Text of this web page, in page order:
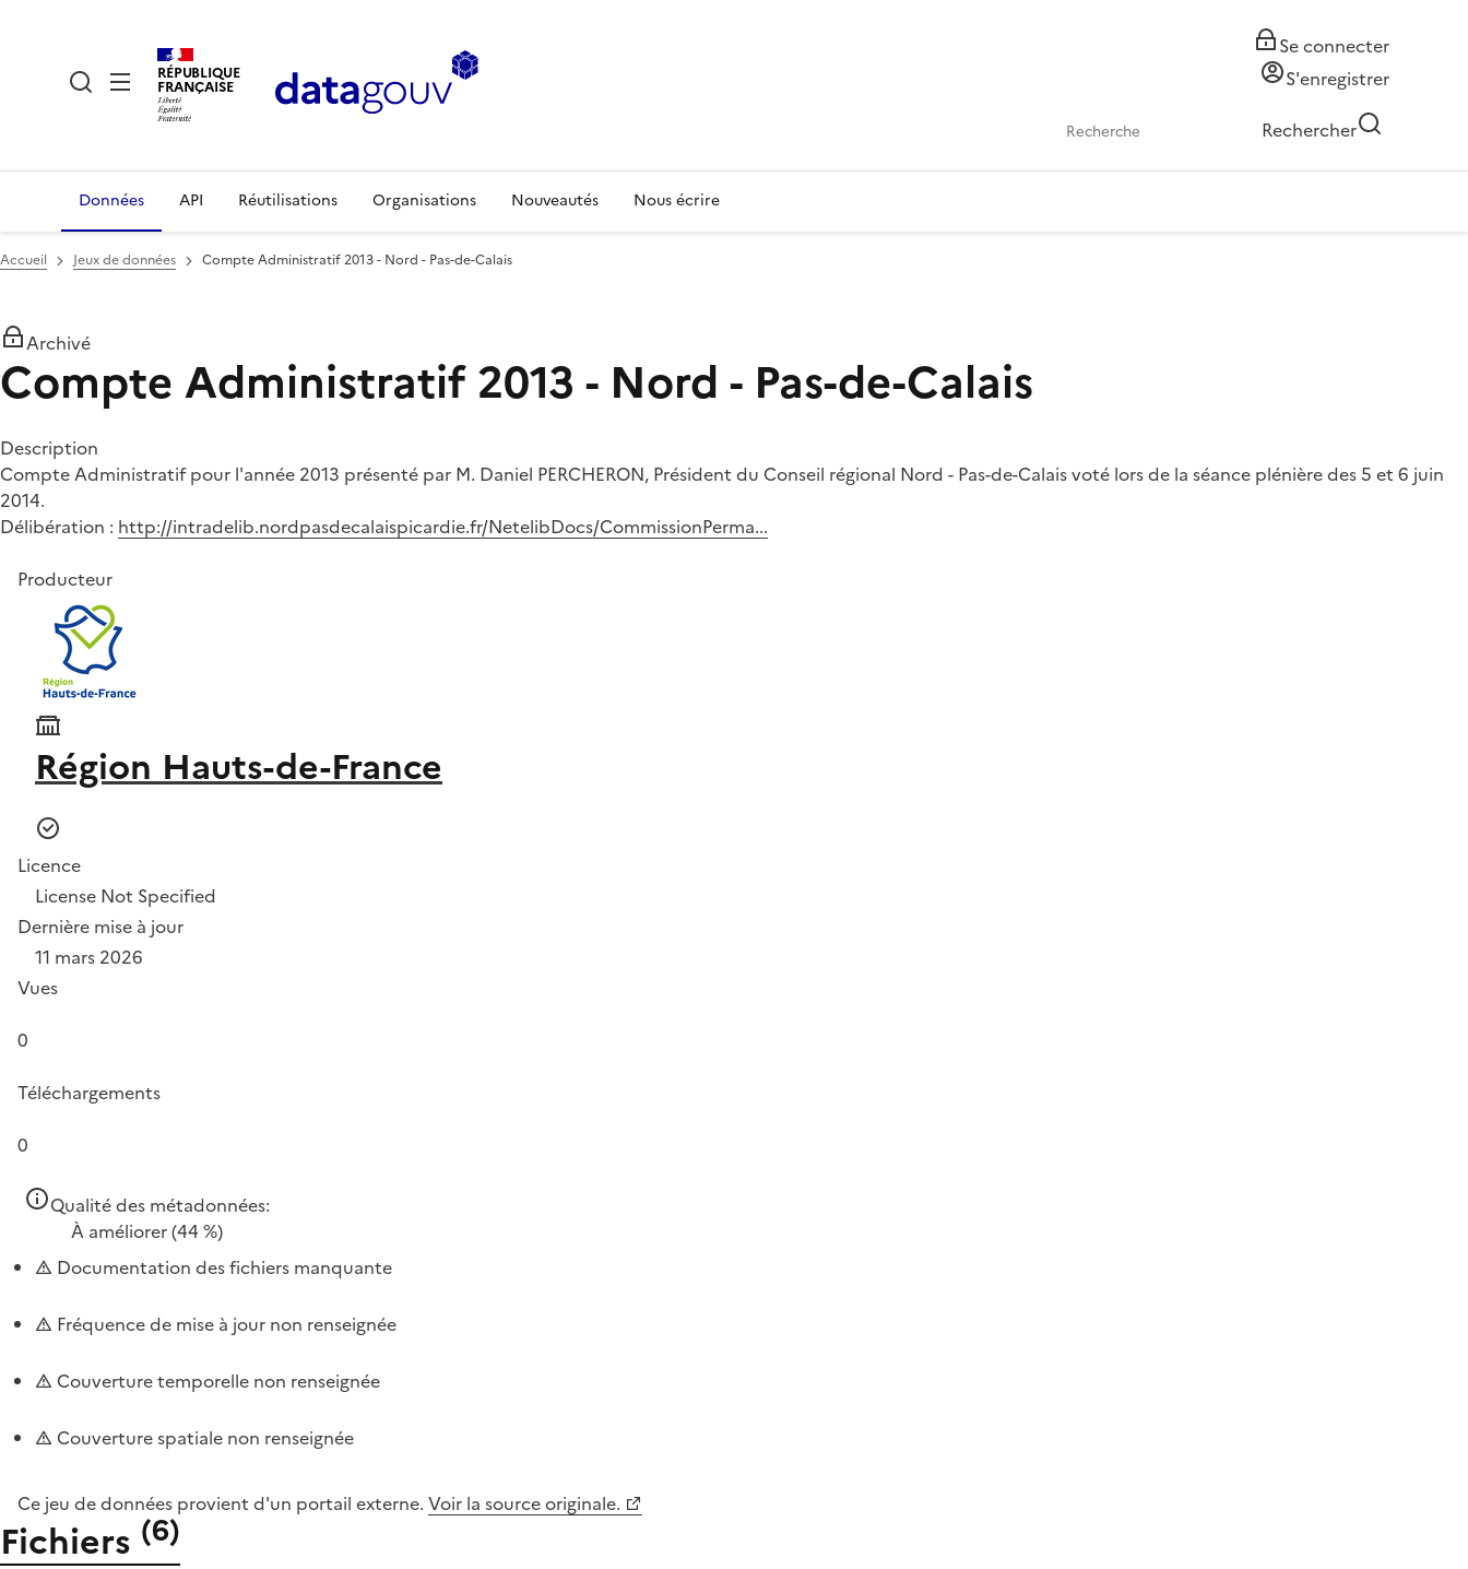
RÉPUBLIQUE
FRANÇAISE
Se connecter
S'enregistrer
Rechercher
Données API Réutilisations Organisations Nouveautés Nous écrire
Accueil Jeux de données Compte Administratif 2013 - Nord - Pas-de-Calais
Archivé
Compte Administratif 2013 - Nord - Pas-de-Calais
Description
Compte Administratif pour l'année 2013 présenté par M. Daniel PERCHERON, Président du Conseil régional Nord - Pas-de-Calais voté lors de la séance plénière des 5 et 6 juin
2014.
Délibération : http://intradelib.nordpasdecalaispicardie.fr/NetelibDocs/CommissionPerma...
Producteur
Région Hauts-de-France
Licence
License Not Specified
Dernière mise à jour
11 mars 2026
Vues
0
Téléchargements
0
Qualité des métadonnées:
À améliorer(44 %)
Documentation des fichiers manquante
Fréquence de mise à jour non renseignée
Couverture temporelle non renseignée
Couverture spatiale non renseignée
Ce jeu de données provient d'un portail externe. Voir la source originale.
Fichiers (6)